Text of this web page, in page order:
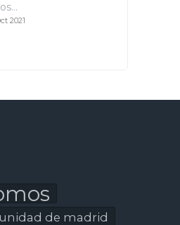
2021
de madrid